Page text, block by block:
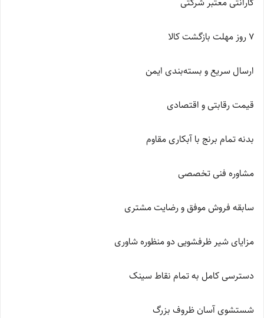
۷ روز مهلت بازگشت کالا
ارسال سریع و بسته‌بندی ایمن
قیمت رقابتی و اقتصادی
بدنه تمام برنج با آبکاری مقاوم
مشاوره فنی تخصصی
سابقه فروش موفق و رضایت مشتری
مزایای شیر ظرفشویی دو منظوره شاوری
دسترسی کامل به تمام نقاط سینک
شستشوی آسان ظروف بزرگ